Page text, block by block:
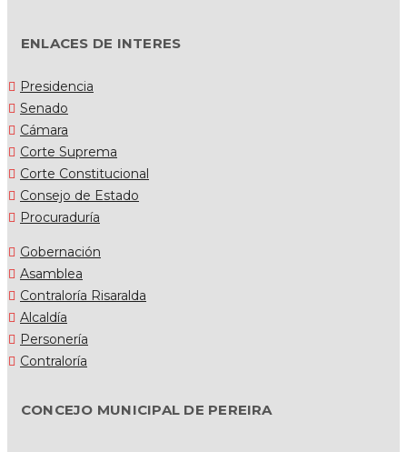
ENLACES DE INTERES
Presidencia
Senado
Cámara
Corte Suprema
Corte Constitucional
Consejo de Estado
Procuraduría
Gobernación
Asamblea
Contraloría Risaralda
Alcaldía
Personería
Contraloría
CONCEJO MUNICIPAL DE PEREIRA